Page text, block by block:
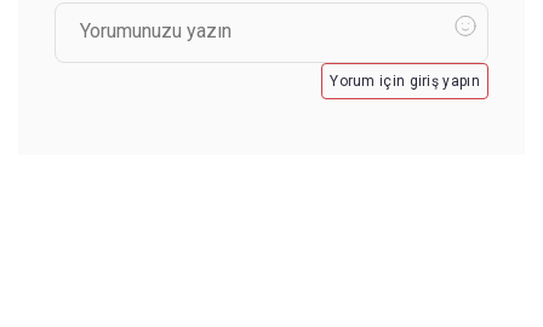
Yorum için giriş yapın